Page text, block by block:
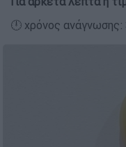
🕛 χρόνος